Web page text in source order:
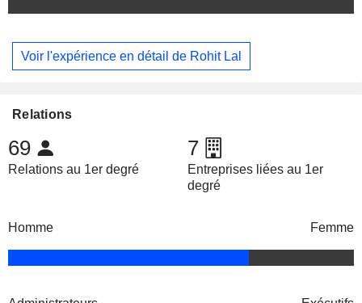
Voir l'expérience en détail de Rohit Lal
Relations
69
Relations au 1er degré
7
Entreprises liées au 1er
degré
Homme Femme